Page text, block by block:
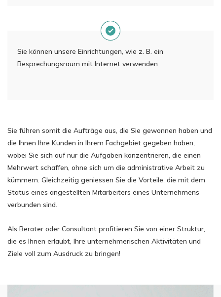
Sie können unsere Einrichtungen, wie z. B. ein
Besprechungsraum mit Internet verwenden
Sie führen somit die Aufträge aus, die Sie gewonnen haben und
die Ihnen Ihre Kunden in Ihrem Fachgebiet gegeben haben,
wobei Sie sich auf nur die Aufgaben konzentrieren, die einen
Mehrwert schaffen, ohne sich um die administrative Arbeit zu
kümmern. Gleichzeitig geniessen Sie die Vorteile, die mit dem
Status eines angestellten Mitarbeiters eines Unternehmens
verbunden sind.
Als Berater oder Consultant profitieren Sie von einer Struktur,
die es Ihnen erlaubt, Ihre unternehmerischen Aktivitäten und
Ziele voll zum Ausdruck zu bringen!